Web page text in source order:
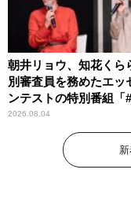
朝井リョウ、知花くら
別審査員を務めたエッ
ンテストの特別番組「
なたに伝えたいこと」
2026.08.04